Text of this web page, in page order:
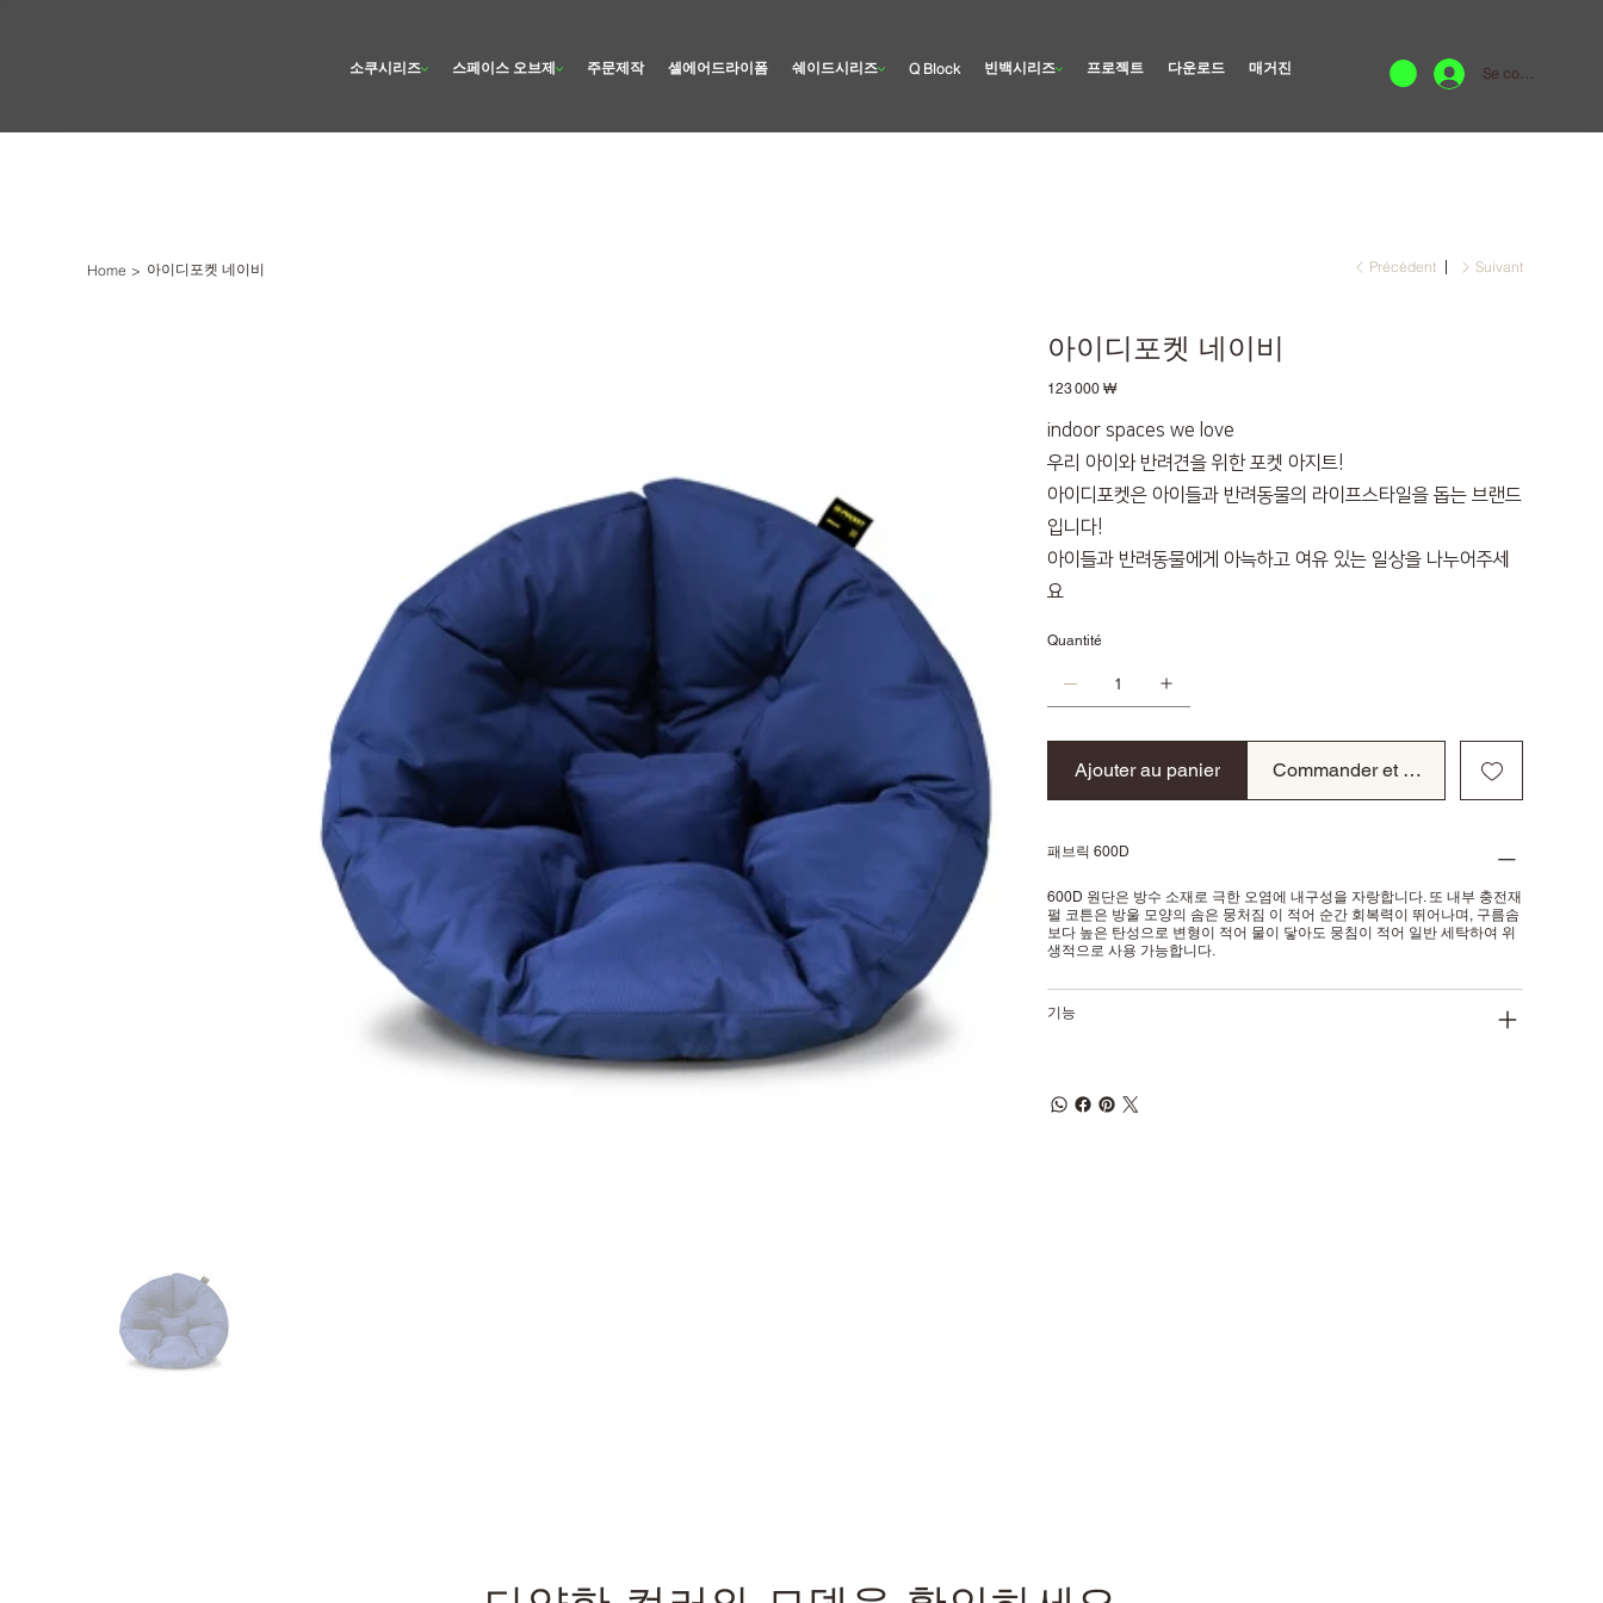
Se connecter
소쿠시리즈 스페이스 오브제 주문제작 셀에어드라이폼 쉐이드시리즈 Q Block 빈백시리즈 프로젝트 다운로드 매거진
Home > 아이디포켓 네이비 Précédent Suivant
아이디포켓 네이비
Prix
123 000 ₩
indoor spaces we love
우리 아이와 반려견을 위한 포켓 아지트!
아이디포켓은 아이들과 반려동물의 라이프스타일을 돕는 브랜드
입니다!
아이들과 반려동물에게 아늑하고 여유 있는 일상을 나누어주세
요
Quantité
Ajouter au panier Commander et payer
패브릭 600D
600D 원단은 방수 소재로 극한 오염에 내구성을 자랑합니다. 또 내부 충전재
펄 코튼은 방울 모양의 솜은 뭉처짐 이 적어 순간 회복력이 뛰어나며, 구름솜
보다 높은 탄성으로 변형이 적어 물이 닿아도 뭉침이 적어 일반 세탁하여 위
생적으로 사용 가능합니다.
기능